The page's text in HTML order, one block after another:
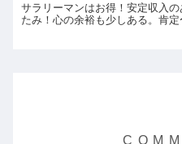
サラリーマンはお得！安定収入の
たみ！心の余裕も少しある。肯定